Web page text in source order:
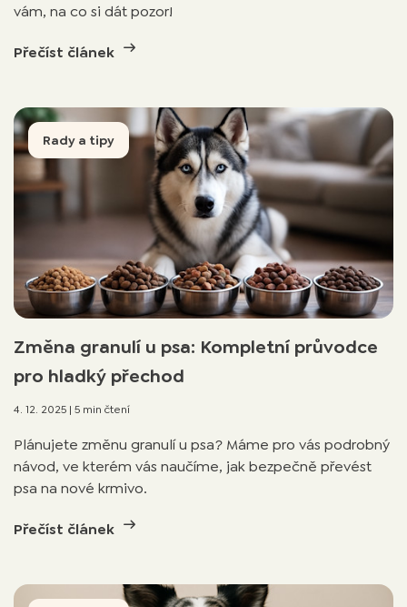
vám, na co si dát pozor!
Přečíst článek
Rady a tipy
Změna granulí u psa: Kompletní průvodce
pro hladký přechod
4. 12. 2025 | 5 min čtení
Plánujete změnu granulí u psa? Máme pro vás podrobný
návod, ve kterém vás naučíme, jak bezpečně převést
psa na nové krmivo.
Přečíst článek